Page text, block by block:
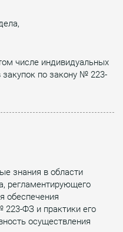
числе индивидуальных
закупок по закону № 223-
знания в области
регламентирующего
обеспечения
ФЗ и практики его
осуществления